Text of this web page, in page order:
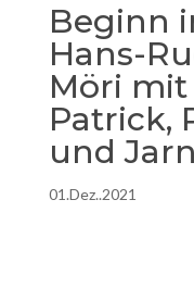
Beginn
Hans-
Möri
Patrick,
und
01.Dez..2021